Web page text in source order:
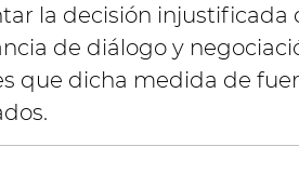
la decisión
de diálogo y
que dicha medida de